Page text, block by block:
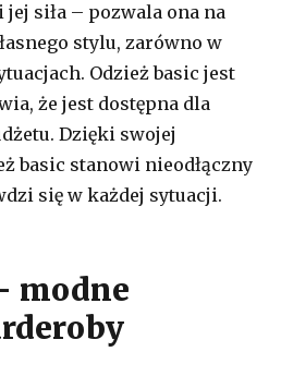
siła – pozwala ona na
stylu, zarówno w
Odzież basic jest
że jest dostępna dla
Dzięki swojej
basic stanowi nieodłączny
się w każdej sytuacji.
modne